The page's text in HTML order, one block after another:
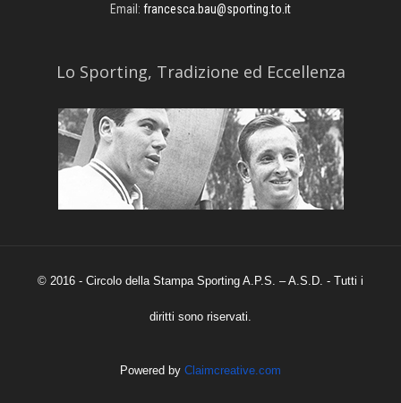
Email: francesca.bau@sporting.to.it
​Lo Sporting, Tradizione ed Eccellenza
© 2016 - Circolo della Stampa Sporting A.P.S. – A.S.D. - Tutti i
diritti sono riservati.
Powered by Claimcreative.com